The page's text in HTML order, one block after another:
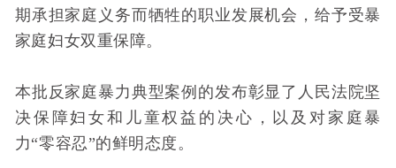
期承担家庭义务而牺牲的职业发展机会，给予受暴
家庭妇女双重保障。
本批反家庭暴力典型案例的发布彰显了人民法院坚
决保障妇女和儿童权益的决心，以及对家庭暴
力“零容忍”的鲜明态度。